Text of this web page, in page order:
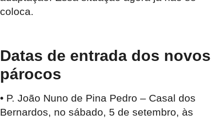
coloca.
Datas de entrada dos novos
párocos
• P. João Nuno de Pina Pedro – Casal dos
Bernardos, no sábado, 5 de setembro, às